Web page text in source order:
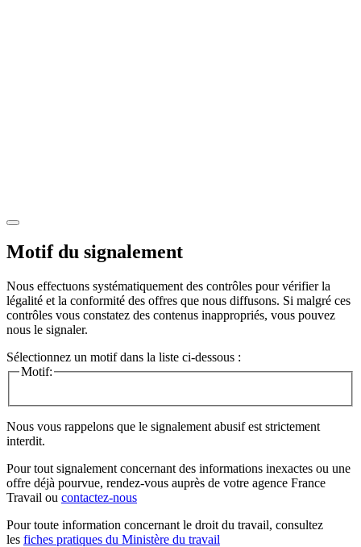
Motif du signalement
Nous effectuons systématiquement des contrôles pour vérifier la
légalité et la conformité des offres que nous diffusons. Si malgré ces
contrôles vous constatez des contenus inappropriés, vous pouvez
nous le signaler.
Sélectionnez un motif dans la liste ci-dessous :
Motif:
Nous vous rappelons que le signalement abusif est strictement
interdit.
Pour tout signalement concernant des informations inexactes ou une
offre déjà pourvue, rendez-vous auprès de votre agence France
Travail ou contactez-nous
Pour toute information concernant le droit du travail, consultez
les fiches pratiques du Ministère du travail